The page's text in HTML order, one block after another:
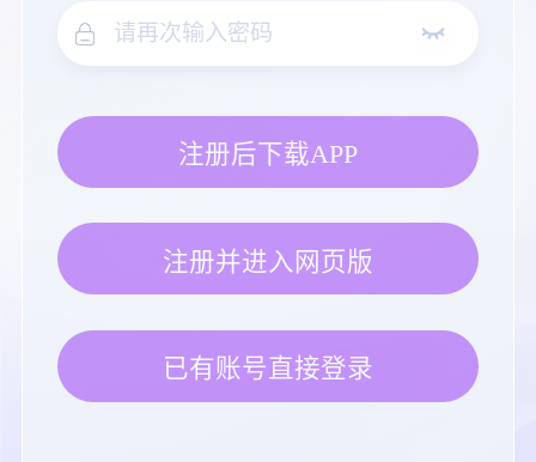
注册后下载APP
注册并进入网页版
已有账号直接登录